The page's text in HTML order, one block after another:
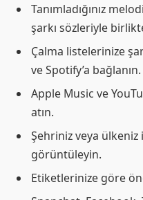
Tanımladığınız
şarkı sözleriyle
Çalma listelerinize
ve Spotify’a bağlanın.
Apple Music ve
atın.
Şehriniz veya
görüntüleyin.
Etiketlerinize göre